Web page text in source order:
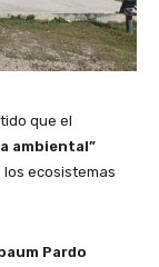
que el
ambiental”
ecosistemas
Pardo